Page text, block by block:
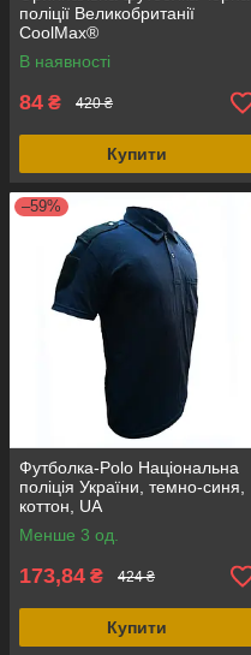
поліції Великобританії
CoolMax®
В наявності
84 ₴ 420 ₴
Купити
–59%
Футболка-Polo Національна
поліція України, темно-синя,
коттон, UA
Менше 3 од.
173,84 ₴ 424 ₴
Купити